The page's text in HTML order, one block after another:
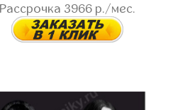
Рассрочка 3966р./мес.